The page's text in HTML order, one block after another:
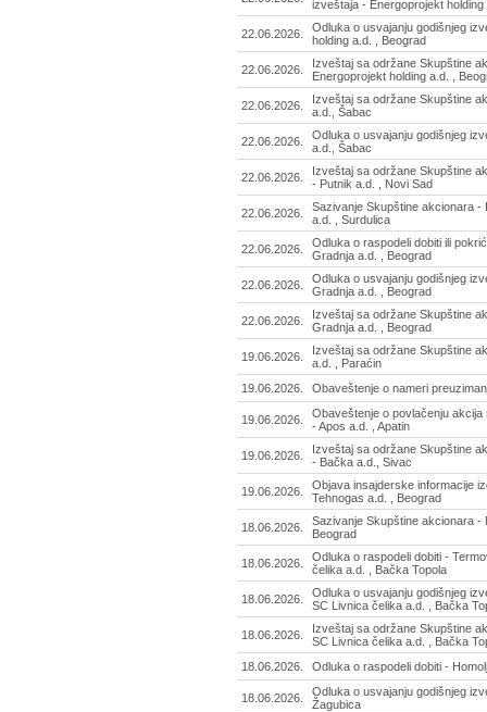
izveštaja - Energoprojekt holding
22.06.2026.
Odluka o usvajanju godišnjeg
holding a.d. , Beograd
22.06.2026.
Izveštaj sa održane Skupštine
Energoprojekt holding a.d. ,
22.06.2026.
Izveštaj sa održane Skupštine
a.d., Šabac
22.06.2026.
Odluka o usvajanju godišnjeg
a.d., Šabac
22.06.2026.
Izveštaj sa održane Skupštine
- Putnik a.d. , Novi Sad
22.06.2026.
Sazivanje Skupštine akcionara -
a.d. , Surdulica
22.06.2026.
Odluka o raspodeli dobiti ili
Gradnja a.d. , Beograd
22.06.2026.
Odluka o usvajanju godišnjeg
Gradnja a.d. , Beograd
22.06.2026.
Izveštaj sa održane Skupštine
Gradnja a.d. , Beograd
19.06.2026.
Izveštaj sa održane Skupštine
a.d. , Paraćin
19.06.2026.
Obaveštenje o nameri
19.06.2026.
Obaveštenje o povlačenju
- Apos a.d. , Apatin
19.06.2026.
Izveštaj sa održane Skupštine
- Bačka a.d., Sivac
19.06.2026.
Objava insajderske informacije
Tehnogas a.d. , Beograd
18.06.2026.
Sazivanje Skupštine akcionara -
Beograd
18.06.2026.
Odluka o raspodeli dobiti -
čelika a.d. , Bačka Topola
18.06.2026.
Odluka o usvajanju godišnjeg
SC Livnica čelika a.d. , Bačka
18.06.2026.
Izveštaj sa održane Skupštine
SC Livnica čelika a.d. , Bačka
18.06.2026.
Odluka o raspodeli dobiti -
18.06.2026.
Odluka o usvajanju godišnjeg
Žagubica